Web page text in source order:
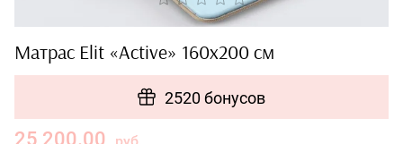
Матрас Elit «Active» 160x200 см
2520 бонусов
25 200.00 руб.